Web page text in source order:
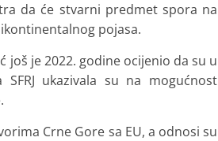
da će stvarni predmet spora na
pojasa.
još je 2022. godine ocijenio da su u
ukazivala su na mogućnost
Crne Gore sa EU, a odnosi su